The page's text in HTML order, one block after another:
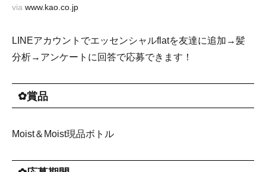
via www.kao.co.jp
LINEアカウントでエッセンシャルflatを友達に追加→髪
分析→アンケートに回答で応募できます！
✿賞品
Moist＆Moist現品ボトル